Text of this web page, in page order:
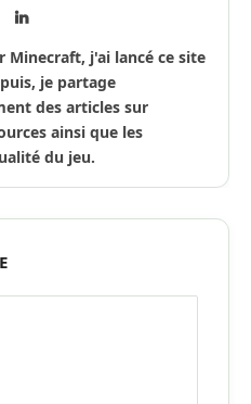
LinkedIn
Minecraft, j'ai lancé ce site
je partage
des articles sur
ainsi que les
du jeu.